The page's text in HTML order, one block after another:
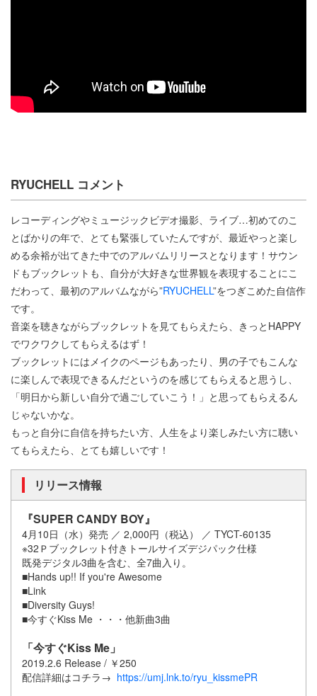
RYUCHELL コメント
レコーディングやミュージックビデオ撮影、ライブ…初めてのこ
とばかりの年で、とても緊張していたんですが、最近やっと楽し
める余裕が出てきた中でのアルバムリリースとなります！サウン
ドもブックレットも、自分が大好きな世界観を表現することにこ
だわって、最初のアルバムながら”RYUCHELL”をつぎこめた自信作
です。
音楽を聴きながらブックレットを見てもらえたら、きっとHAPPY
でワクワクしてもらえるはず！
ブックレットにはメイクのページもあったり、男の子でもこんな
に楽しんで表現できるんだというのを感じてもらえると思うし、
「明日から新しい自分で過ごしていこう！」と思ってもらえるん
じゃないかな。
もっと自分に自信を持ちたい方、人生をより楽しみたい方に聴い
てもらえたら、とても嬉しいです！
リリース情報
『SUPER CANDY BOY』
4月10日（水）発売 ／ 2,000円（税込） ／ TYCT-60135
※32Ｐブックレット付きトールサイズデジパック仕様
既発デジタル3曲を含む、全7曲入り。
■Hands up!! If you're Awesome
■Link
■Diversity Guys!
■今すぐKiss Me ・・・他新曲3曲
「今すぐKiss Me」
2019.2.6 Release / ￥250
配信詳細はコチラ→ https://umj.lnk.to/ryu_kissmePR